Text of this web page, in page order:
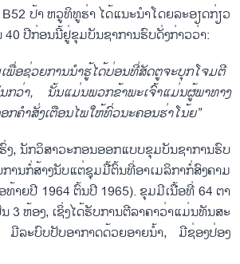
ປ້າ ຫວູ​ທິ​ທູ​ຮ່າ ໄດ້​ແນະ​ນຳ​ໂດຍລະ​ອຽດ​ກ່ຽວ​
40 ປີ​ກ່ອນນີ້​ຢູ່​ຂຸມ​ບັນ​ຊາ​ການ​ຮົບ​ດັ່​ງກ່າວ​ວ່າ:
ເພື່ອ​ຊ່ວຍ​ການ​ນຳ​ຮູ້​ໄດ້​ບ່ອນ​ທີ່​ສັດ​ຕູ​ຈະ​ບຸກ​ໂຈມ​ຕີ​
ວ່າ, ນັ້ນ​ແມ່ນ​ພວກ​ຂ້າ​ພະ​ເຈົ້າ​ແມ່ນ​ຜູ້​ພາ​ທາງ
ຄຳ​ສັ່ງ​ເຕືອນ​ໄພ​ໃຫ້​ທົ່ວ​ນະ​ຄອນ​ຮ່າ​ໂນ້ຍ”
ງ, ນັກ​ວິ​ສາ​ວະ​ກອນ​ອອກ​ແບບ​ຂຸມ​ບັນ​ຊາ​ການ​ຮົບ​
ນ​ກໍ່​ສ້າງ​ນັບ​ແຕ່​ຊຸມມື້​ຕົ້ນ​ທີ່​ອາ​ເມ​ລິ​ກາ​ກໍ່​ສົງ​ຄາມ​
າຍ​ປີ 1964 ຕ້ົນ​ປີ 1965). ຂຸມ​ມີ​ເນື້ອ​ທີ່ 64 ຕາ​
3 ຫ້ອງ, ເຊິ່ງ​ໄດ້​ຮັບ​ການ​ຕີ​ລາ​ຄາ​ວ່າ​ແມ່ນ​ທັນ​ສະ​
ລະ​ບົບ​ປັບ​ອາ​ກາດ​ດ້ວຍ​ອາຍນ້ຳ, ມີ​ຊ່ອງ​ປ່ອງ​